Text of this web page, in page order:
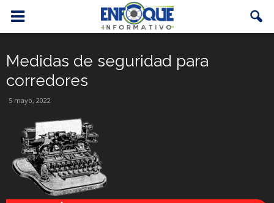
Medidas de seguridad para
corredores
5 mayo, 2022